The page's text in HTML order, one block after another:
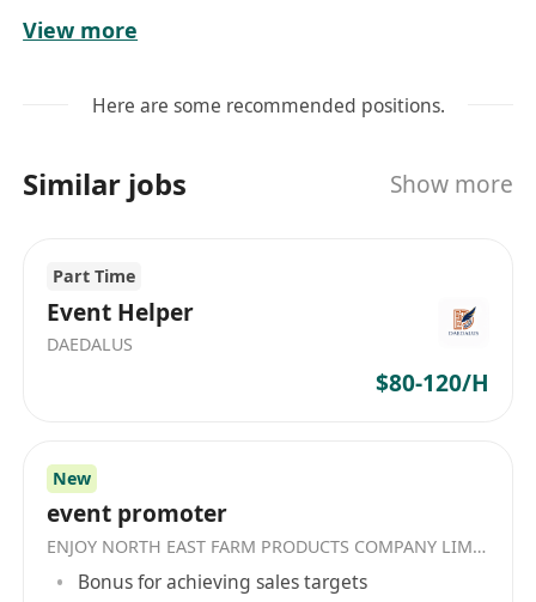
招聘類型： 全職
薪資 組合：底薪10K+提成
本公司專注於為旅行同业提供安全、高效的一站式
業人脈及商務拓展能力的人才加入。
旅遊綜合服務商，開發並拓展新商戶渠道。
* 負責推動合作洽談、商務條款制定、合作簽約及
平台入駐流程。
* 跟進商戶使用數據，制定促活措施以提升交易規
業務推廣策略與改進建議。
工作要求
* 具備優秀的溝通技巧、談判能力及商業敏感度。
* 拥有積極主動、可獨立開發市場的業務心態。
View more
Here are some recommended positions.
Similar jobs Show more
Part Time
Event Helper
DAEDALUS
$80-120/H
New
event promoter
ENJOY NORTH EAST FARM PRODUCTS COMPANY LIMITED
Bonus for achieving sales targets